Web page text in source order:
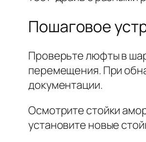
Пошаговое
Проверьте люфты в
перемещения. При
документации.
Осмотрите стойки
установите новые